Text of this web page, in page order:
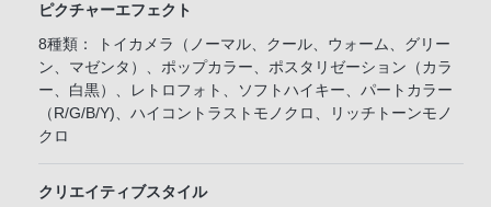
ピクチャーエフェクト
8種類： トイカメラ（ノーマル、クール、ウォーム、グリー
ン、マゼンタ）、ポップカラー、ポスタリゼーション（カラ
ー、白黒）、レトロフォト、ソフトハイキー、パートカラー
（R/G/B/Y)、ハイコントラストモノクロ、リッチトーンモノ
クロ
クリエイティブスタイル